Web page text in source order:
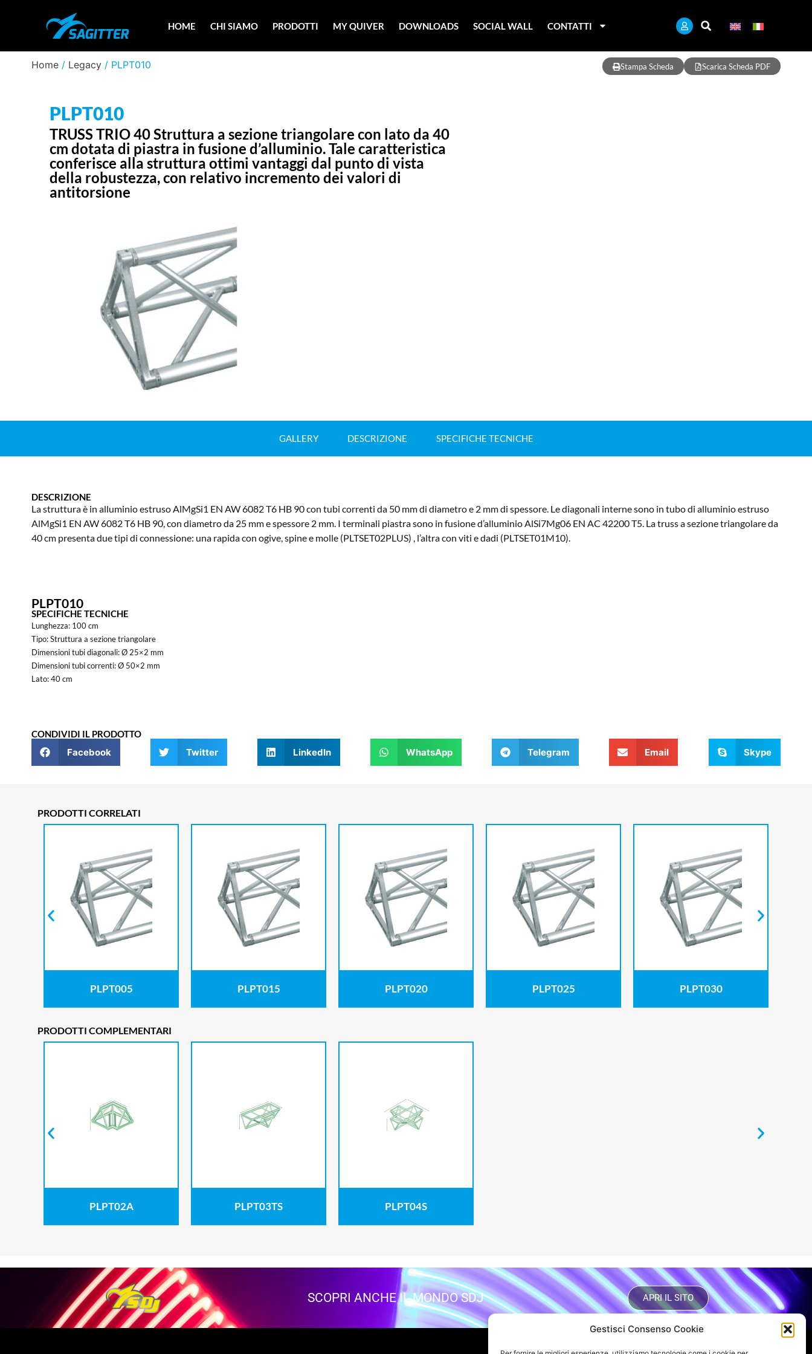
Gestisci Consenso Cookie
HOME CHI SIAMO PRODOTTI MY QUIVER DOWNLOADS SOCIAL WALL CONTATTI
Home / Legacy / PLPT010 Stampa Scheda Scarica Scheda PDF
PLPT010
TRUSS TRIO 40 Struttura a sezione triangolare con lato da 40
cm dotata di piastra in fusione d’alluminio. Tale caratteristica
conferisce alla struttura ottimi vantaggi dal punto di vista
della robustezza, con relativo incremento dei valori di
antitorsione
GALLERY DESCRIZIONE SPECIFICHE TECNICHE
DESCRIZIONE
La struttura è in alluminio estruso AlMgSi1 EN AW 6082 T6 HB 90 con tubi correnti da 50 mm di diametro e 2 mm di spessore. Le diagonali interne sono in tubo di alluminio estruso
AlMgSi1 EN AW 6082 T6 HB 90, con diametro da 25 mm e spessore 2 mm. I terminali piastra sono in fusione d’alluminio AlSi7Mg06 EN AC 42200 T5. La truss a sezione triangolare da
40 cm presenta due tipi di connessione: una rapida con ogive, spine e molle (PLTSET02PLUS) , l’altra con viti e dadi (PLTSET01M10).
PLPT010
SPECIFICHE TECNICHE
Lunghezza: 100 cm
Tipo: Struttura a sezione triangolare
Dimensioni tubi diagonali: Ø 25×2 mm
Dimensioni tubi correnti: Ø 50×2 mm
Lato: 40 cm
CONDIVIDI IL PRODOTTO
Facebook Twitter LinkedIn WhatsApp Telegram Email Skype
PRODOTTI CORRELATI
PLPT005 PLPT015 PLPT020 PLPT025 PLPT030
PRODOTTI COMPLEMENTARI
PLPT02A PLPT03TS PLPT04S
SCOPRI ANCHE IL MONDO SDJ APRI IL SITO